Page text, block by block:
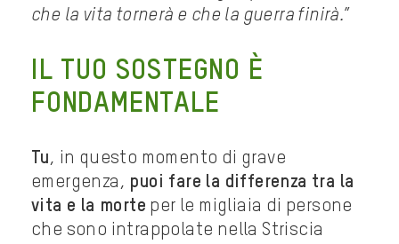
che la vita tornerà e che la guerra finirà.”
IL TUO SOSTEGNO È
FONDAMENTALE
Tu, in questo momento di grave
emergenza, puoi fare la differenza tra la
vita e la morte per le migliaia di persone
che sono intrappolate nella Striscia